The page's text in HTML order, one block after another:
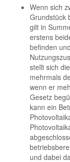
Wenn sich
Grundstück
gilt in
erstens
befinden
stellt sich
mehrmals
wenn er
Gesetz
kann ein
und dabei